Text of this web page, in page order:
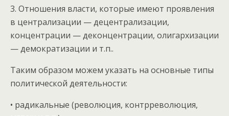
3. Отношения власти, которые имеют проявления
в централизации — децентрализации,
концентрации — деконцентрации, олигархизации
— демократизации и т.п..
Таким образом можем указать на основные типы
политической деятельности:
• радикальные (революция, контрреволюция,